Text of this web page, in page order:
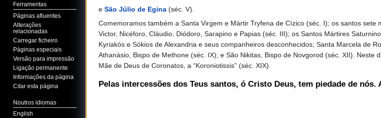
e São Júlio de Egina (séc. V).
Comemoramos também a Santa Virgem e Mártir Tryfena de Cízico (séc. I); os santos sete
Victor, Nicéforo, Cláudio, Diódoro, Sarapino e Papias (séc. III); os Santos Mártires
Kyriakós e Sókios de Alexandria e seus companheiros desconhecidos; Santa Marcela de
Athanásio, Bispo de Methone (séc. IX); e São Nikitas, Bispo de Novgorod (séc. XII). Neste
Mãe de Deus de Coronatos, a “Koroniotissis” (séc. XIX).
Pelas intercessões dos Teus santos, ó Cristo Deus, tem piedade de nós.
Ferramentas
Páginas afluentes
Alterações
relacionadas
Carregar ficheiro
Páginas especiais
Versão para impressão
Ligação permanente
Informações da página
Citar esta página
Noutros idiomas
English